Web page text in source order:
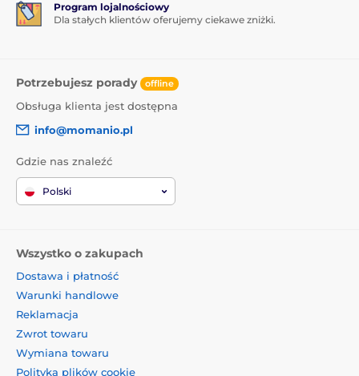
1x sucha ściereczka
Program lojalnościowy
Dla stałych klientów oferujemy ciekawe zniżki.
Potrzebujesz porady offline
Obsługa klienta jest dostępna
info@momanio.pl
Gdzie nas znaleźć
Polski
Wszystko o zakupach
Dostawa i płatność
Warunki handlowe
Reklamacja
Zwrot towaru
Wymiana towaru
Polityka plików cookie